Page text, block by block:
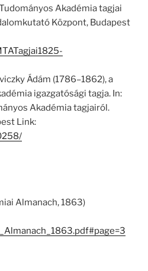
Akadémia tagjai
Központ, Budapest
Ádám (1786–1862), a
igazgatósági tagja. In:
Akadémia tagjairól.
Link:
Almanach, 1863)